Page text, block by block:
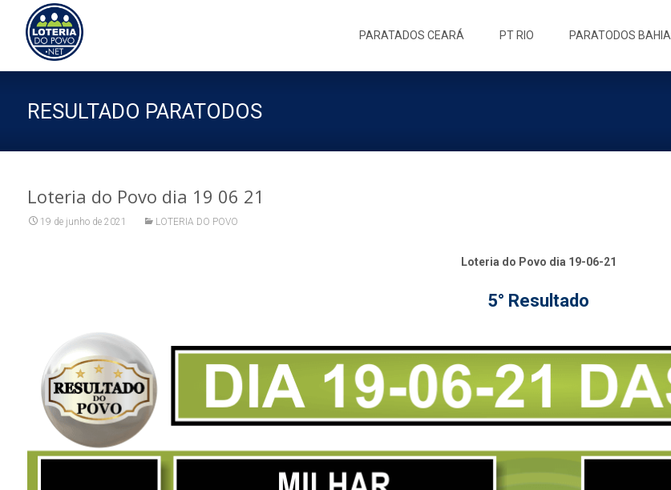
PARATADOS CEARÁ PT RIO PARATODOS BAHIA
RESULTADO PARATODOS
Loteria do Povo dia 19 06 21
19 de junho de 2021 LOTERIA DO POVO
Loteria do Povo dia 19-06-21
5° Resultado